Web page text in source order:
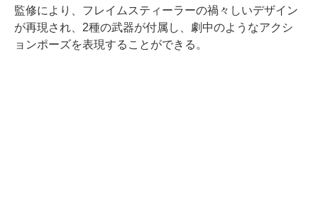
監修により、フレイムスティーラーの禍々しいデザイン
が再現され、2種の武器が付属し、劇中のようなアクシ
ョンポーズを表現することができる。